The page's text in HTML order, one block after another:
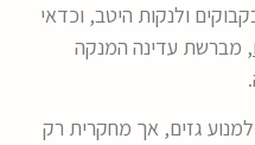
ולנקות היטב, וכדאי
, מברשת עדינה המנקה
גזים, אך מחקרית רק